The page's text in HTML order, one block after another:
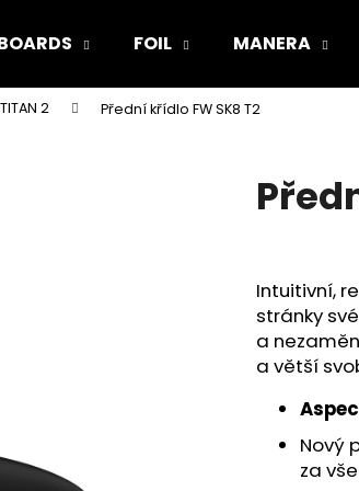
FOIL MANERA
2 Přední křídlo FW SK8 T2
Intuitivní,
stránky
a
a větší
Nový
za
Co potřebujete najít?